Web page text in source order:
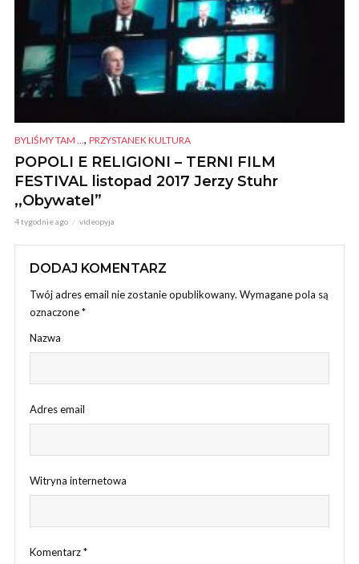
BYLIŚMY TAM ..., PRZYSTANEK KULTURA
POPOLI E RELIGIONI – TERNI FILM
FESTIVAL listopad 2017 Jerzy Stuhr
,,Obywatel”
4 tygodnie ago videopyja
DODAJ KOMENTARZ
Twój adres email nie zostanie opublikowany. Wymagane pola są
oznaczone*
Nazwa
Adres email
Witryna internetowa
Komentarz*